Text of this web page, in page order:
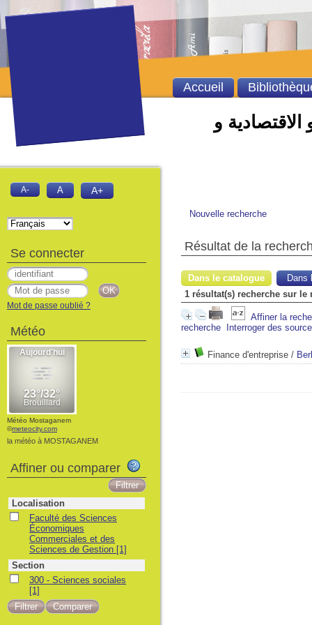
الاقتصادية و
Nouvelle recherche
Résultat de la
Dans le catalogue
Dans
1 résultat(s) recherche sur
Affiner la
recherche
Interroger des
Finance d'entreprise /
Accueil
A- A A+
Se connecter
Mot de passe oublié ?
Météo
Météo Mostaganem
©meteocity.com
la météo à MOSTAGANEM
Affiner ou comparer
Localisation
Faculté des Sciences
Économiques
Commerciales et des
Sciences de Gestion [1]
Section
300 - Sciences sociales
[1]